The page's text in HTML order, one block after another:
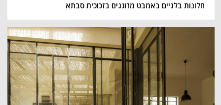
חלונות בלגיים באמבט מזוגגים בזכוכית סבתא